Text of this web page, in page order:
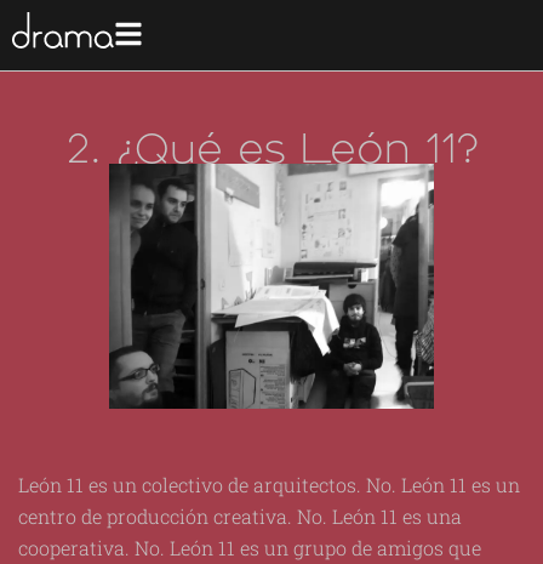
2. ¿Qué es León 11?
León 11 es un colectivo de arquitectos. No. León 11 es un
centro de producción creativa. No. León 11 es una
cooperativa. No. León 11 es un grupo de amigos que